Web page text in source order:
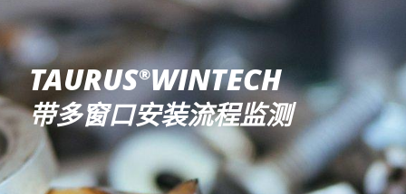
TAURUS®WINTECH
带多窗口安装流程监测